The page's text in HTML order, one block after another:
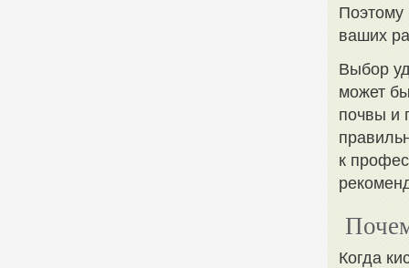
Поэтому
ваших
Выбор
может
почвы и
к
Когда